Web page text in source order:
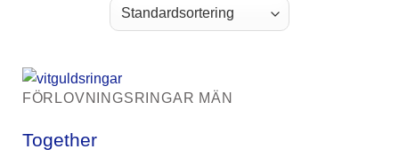
FÖRLOVNINGSRINGAR MÄN
Together